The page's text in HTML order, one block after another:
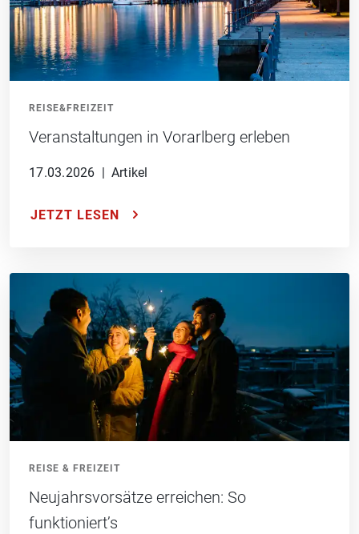
REISE&FREIZEIT
Veranstaltungen in Vorarlberg erleben
17.03.2026 Artikel
JETZT LESEN
REISE & FREIZEIT
Neujahrsvorsätze erreichen: So
funktioniert’s